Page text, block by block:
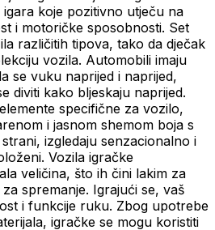
igara koje pozitivno utječu na
i motoričke sposobnosti. Set
različitih tipova, tako da dječak
vozila. Automobili imaju
se vuku naprijed i naprijed,
diviti kako bljeskaju naprijed.
specifične za vozilo,
i jasnom shemom boja s
izgledaju senzacionalno i
Vozila igračke
veličina, što ih čini lakim za
spremanje. Igrajući se, vaš
i funkcije ruku. Zbog upotrebe
igračke se mogu koristiti